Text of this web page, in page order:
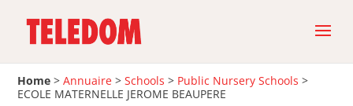
Home >Annuaire >Schools > Public Nursery Schools >
ECOLE MATERNELLE JEROME BEAUPERE